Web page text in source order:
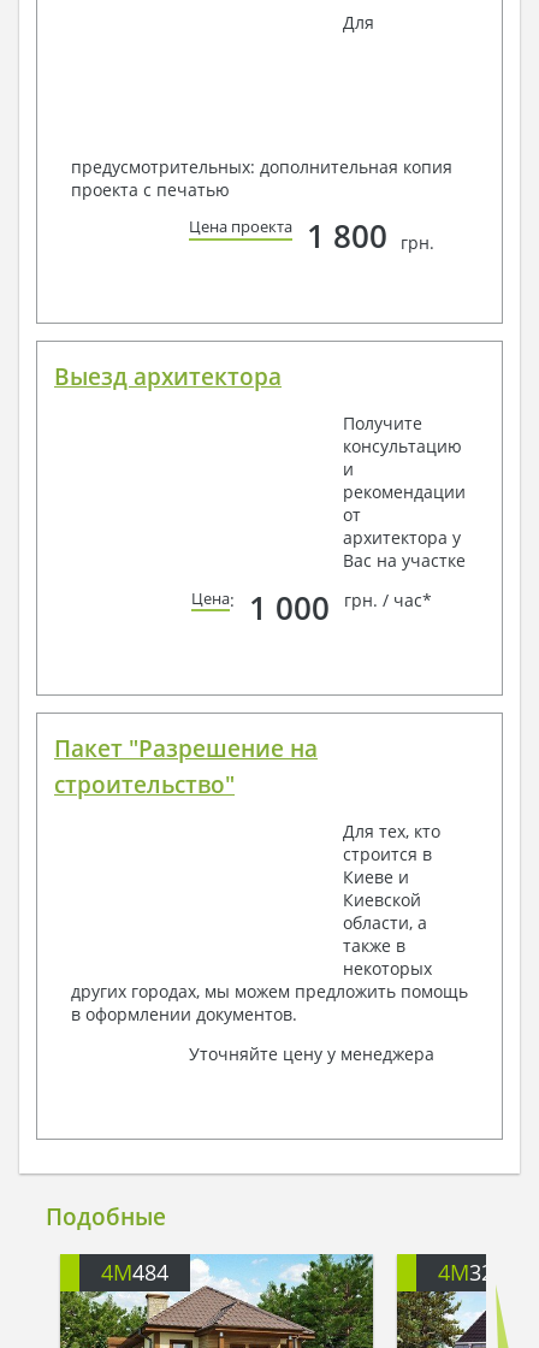
Для
предусмотрительных: дополнительная копия
проекта с печатью
Цена проекта 1 800 грн.
Выезд архитектора
Получите
консультацию
и
рекомендации
от
архитектора у
Вас на участке
Цена: 1 000 грн. / час*
Пакет "Разрешение на
строительство"
Для тех, кто
строится в
Киеве и
Киевской
области, а
также в
некоторых
других городах, мы можем предложить помощь
в оформлении документов.
Уточняйте цену у менеджера
Подобные
4M484 4M3230